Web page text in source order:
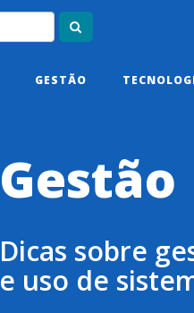
GESTÃO
Gestão
Dicas sobre
e uso de